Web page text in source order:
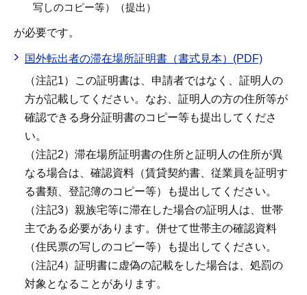
写しのコピー等）（提出）
が必要です。
国外転出者の滞在場所証明書（書式見本）(PDF)
（注記1）この証明書は、申請者ではなく、証明人の
方が記載してください。なお、証明人の方の住所等が
確認できる身分証明書のコピー等も提出してくださ
い。
（注記2）滞在場所証明書の住所と証明人の住所が異
なる場合は、確認資料（賃貸契約書、従業員を証明す
る書類、登記簿のコピー等）も提出してください。
（注記3）親族宅等に滞在した場合の証明人は、世帯
主である必要があります。併せて世帯主の確認資料
（住民票の写しのコピー等）も提出してください。
（注記4）証明書に虚偽の記載をした場合は、処罰の
対象となることがあります。